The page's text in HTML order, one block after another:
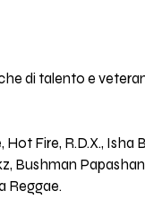
di talento e
Fire, R.D.X., Isha
Bushman
Reggae.